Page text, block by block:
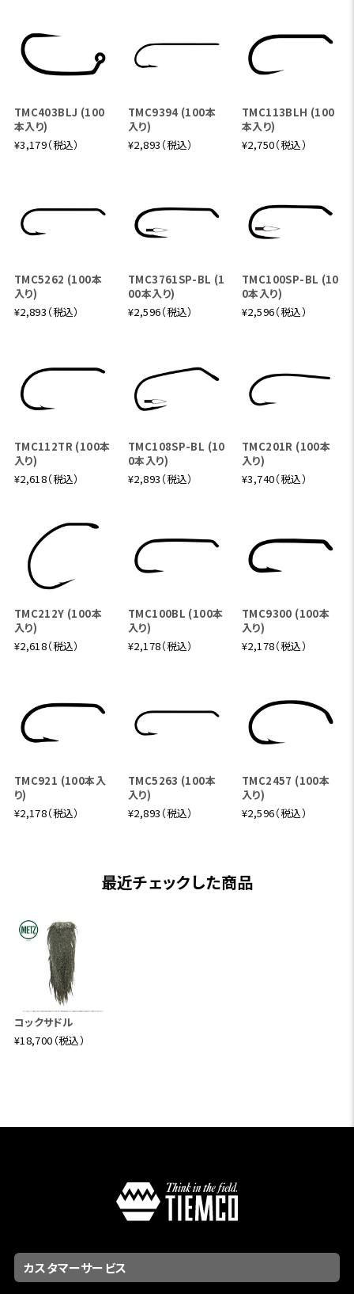
TMC403BLJ (100
本入り)
¥3,179（税込）
TMC9394 (100本
入り)
¥2,893（税込）
TMC113BLH (100
本入り)
¥2,750（税込）
TMC5262 (100本
入り)
¥2,893（税込）
TMC3761SP-BL (1
00本入り)
¥2,596（税込）
TMC100SP-BL (10
0本入り)
¥2,596（税込）
TMC112TR (100本
入り)
¥2,618（税込）
TMC108SP-BL (10
0本入り)
¥2,893（税込）
TMC201R (100本
入り)
¥3,740（税込）
TMC212Y (100本
入り)
¥2,618（税込）
TMC100BL (100本
入り)
¥2,178（税込）
TMC9300 (100本
入り)
¥2,178（税込）
TMC921 (100本入
り)
¥2,178（税込）
TMC5263 (100本
入り)
¥2,893（税込）
TMC2457 (100本
入り)
¥2,596（税込）
最近チェックした商品
コックサドル
¥18,700（税込）
カスタマーサービス